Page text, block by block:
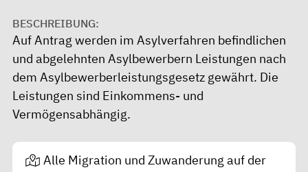
BESCHREIBUNG:
Auf Antrag werden im Asylverfahren befindlichen
und abgelehnten Asylbewerbern Leistungen nach
dem Asylbewerberleistungsgesetz gewährt. Die
Leistungen sind Einkommens- und
Vermögensabhängig.
Alle Migration und Zuwanderung auf der